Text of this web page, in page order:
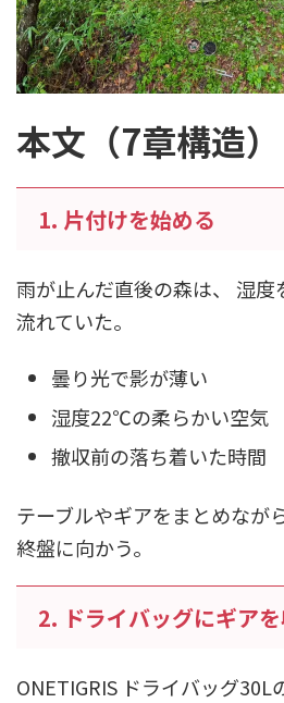
本文（7章構造）
1. 片付けを始める
雨が止んだ直後の森は、 湿度
流れていた。
曇り光で影が薄い
湿度22℃の柔らかい空気
撤収前の落ち着いた時間
テーブルやギアをまとめなが
終盤に向かう。
2. ドライバッグにギア
ONETIGRIS ドライバッグ30L